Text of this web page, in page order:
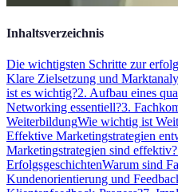
Inhaltsverzeichnis
Die wichtigsten Schritte zur
Klare Zielsetzung und
ist es wichtig?2. Aufbau eines
Networking essentiell?3.
WeiterbildungWie wichtig ist
Effektive Marketingstrategien
Marketingstrategien sind effektiv?
ErfolgsgeschichtenWarum sind
Kundenorientierung und